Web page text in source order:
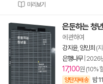
미리보기
은둔하는 청
에 관하여
강지윤, 양민희 (
은행나무| 2026
17,100원 (10%
양탄자배송 밤